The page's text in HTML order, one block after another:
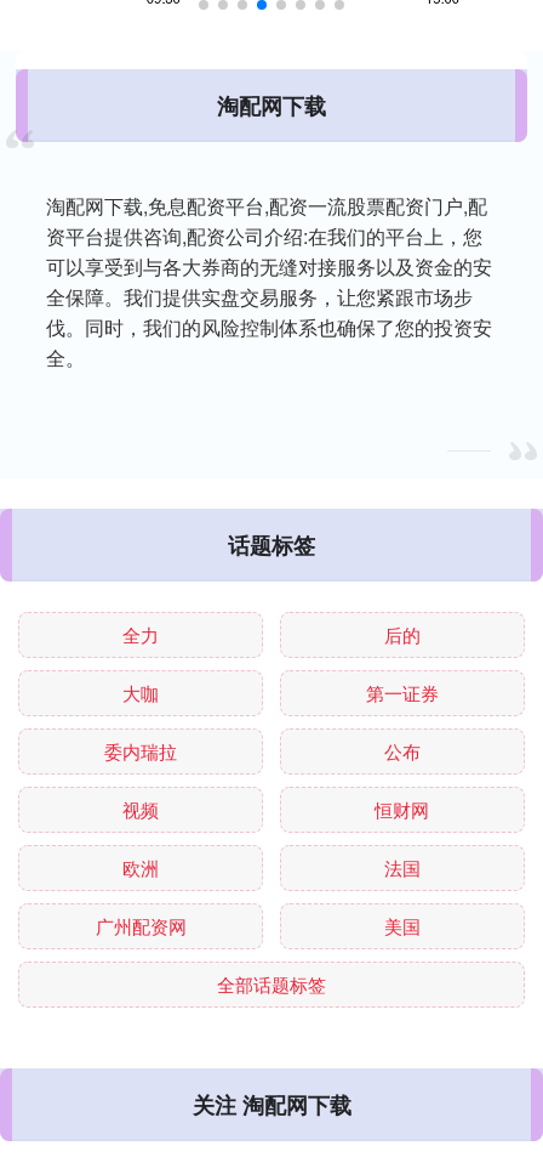
淘配网下载
淘配网下载,免息配资平台,配资一流股票配资门户,配
资平台提供咨询,配资公司介绍:在我们的平台上，您
可以享受到与各大券商的无缝对接服务以及资金的安
全保障。我们提供实盘交易服务，让您紧跟市场步
伐。同时，我们的风险控制体系也确保了您的投资安
全。
话题标签
全力 后的
大咖 第一证券
委内瑞拉 公布
视频 恒财网
欧洲 法国
广州配资网 美国
全部话题标签
关注 淘配网下载